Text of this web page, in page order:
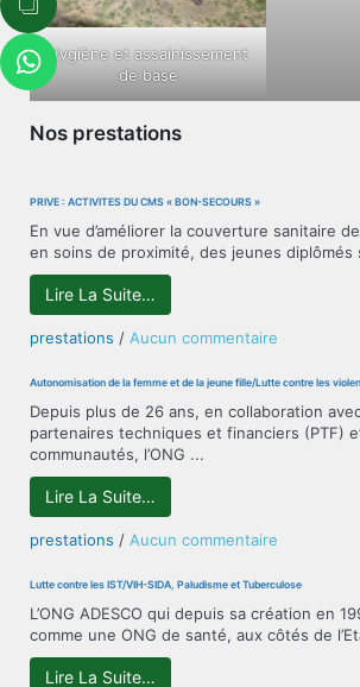
Hygiène et assainissement
de base
Nos prestations
PRIVÉ : ACTIVITÉS DU CMS « BON-SECOURS »
En vue d’améliorer la couverture sanitaire
en soins de proximité, des jeunes diplômés
Lire La Suite…
prestations / Aucun commentaire
:
ACTIVITÉS
DU
CMS
Autonomisation de la femme et de la jeune fille/Lutte contre les
Depuis plus de 26 ans, en collaboration
partenaires techniques et financiers (PTF)
communautés, l’ONG ...
Lire La Suite…
prestations / Aucun commentaire
de
femme
et
Lutte contre les IST/VIH-SIDA, Paludisme et Tuberculose
L’ONG ADESCO qui depuis sa création en
comme une ONG de santé, aux côtés de
Lire La Suite…